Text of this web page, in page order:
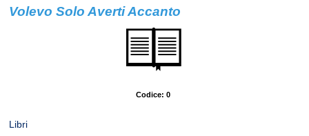
Volevo Solo Averti Accanto
Autore: Balson, Ronald H.
Codice: 0
Libri